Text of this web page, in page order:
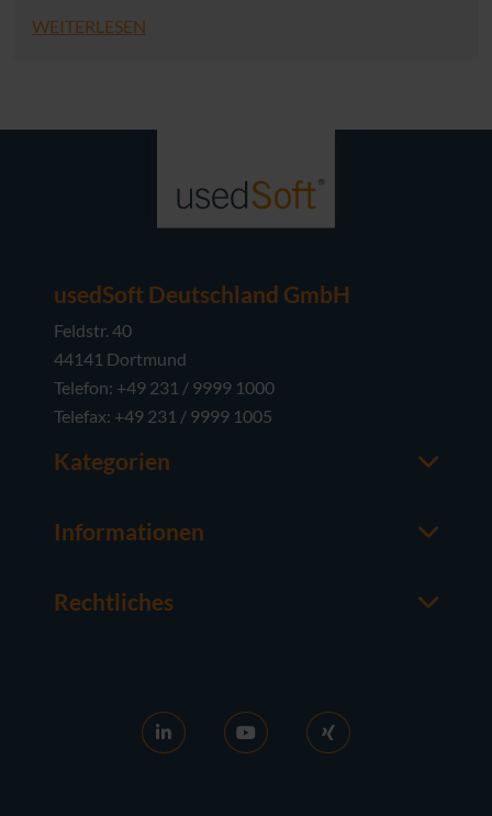
WEITERLESEN
usedSoft Deutschland GmbH
Feldstr. 40
44141 Dortmund
Telefon: +49 231 / 9999 1000
Telefax: +49 231 / 9999 1005
Kategorien
M365
Hardware
Informationen
Über usedSoft
RDS aktivieren
Lizenzen verkaufen
Rechtliches
Widerrufsrecht
Datenschutz